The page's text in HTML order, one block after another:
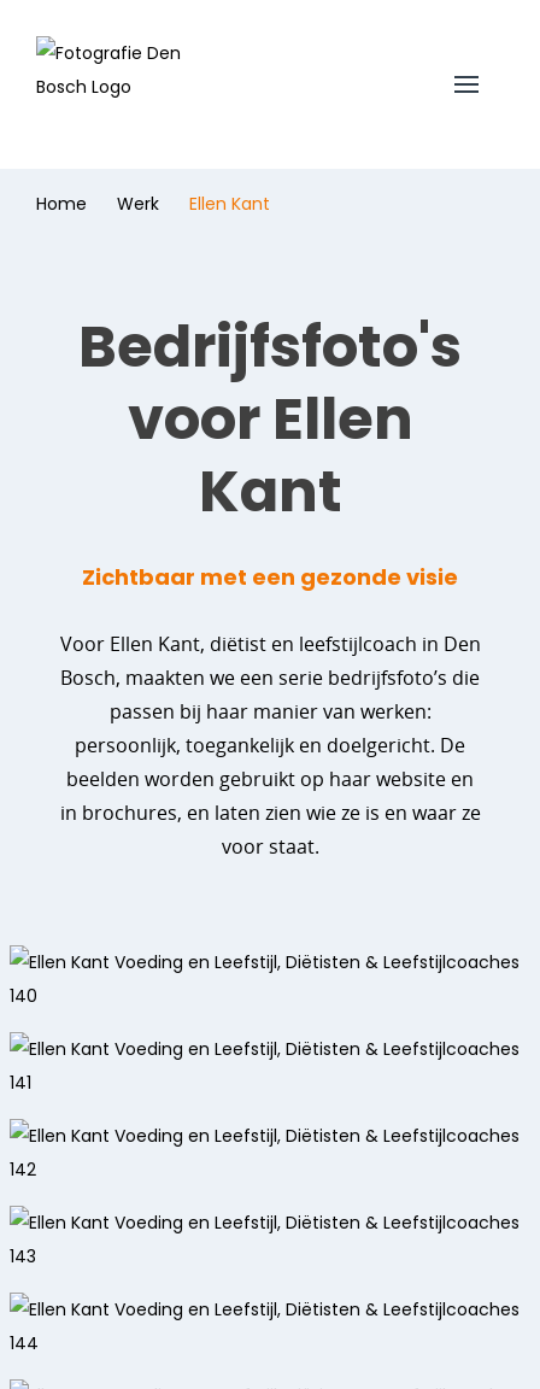
Home Werk Ellen Kant
Bedrijfsfoto's
voor Ellen
Kant
Zichtbaar met een gezonde visie
Voor Ellen Kant, diëtist en leefstijlcoach in Den
Bosch, maakten we een serie bedrijfsfoto’s die
passen bij haar manier van werken:
persoonlijk, toegankelijk en doelgericht. De
beelden worden gebruikt op haar website en
in brochures, en laten zien wie ze is en waar ze
voor staat.